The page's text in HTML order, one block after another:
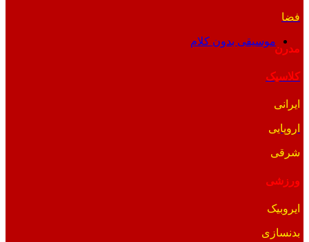
فضا
موسیقی بدون کلام
مدرن
کلاسیک
ایرانی
اروپایی
شرقی
ورزشی
ایروبیک
بدنسازی